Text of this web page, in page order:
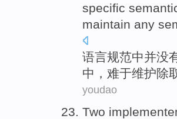
specific
maintain any
语言规范中并没
中 ， 难于维护除
youdao
Two